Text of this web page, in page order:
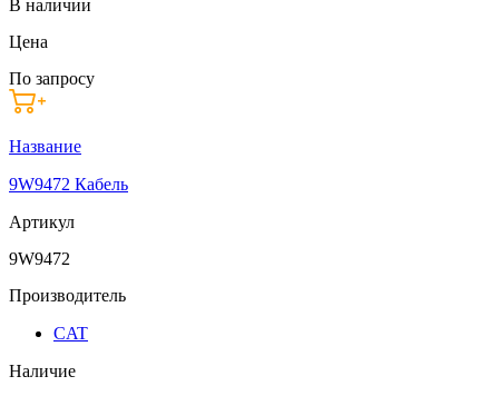
В наличии
Цена
По запросу
Название
9W9472 Кабель
Артикул
9W9472
Производитель
CAT
Наличие